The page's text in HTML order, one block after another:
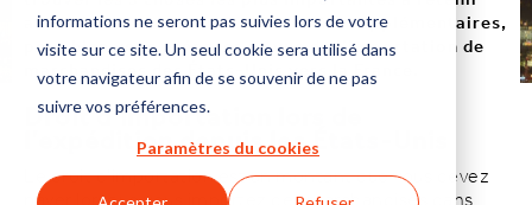
informations ne seront pas suivies lors de votre
visite sur ce site. Un seul cookie sera utilisé dans
votre navigateur afin de se souvenir de ne pas
suivre vos préférences.
Paramètres du cookies
afin d’éviter les retards et les coûts supplémentaires,
pour bien vous préparer en vue de l’importation de
marchandises des États-Unis vers la France.
Droit d’importation lors de
l’expédition depuis les États-Unis
Le droit d’importation est un montant que vous devez